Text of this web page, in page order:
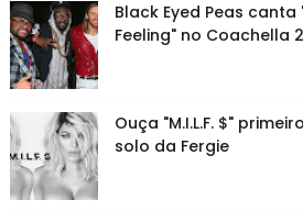
Black Eyed Peas
Feeling" no Coachella
Ouça "M.I.L.F. $"
solo da Fergie